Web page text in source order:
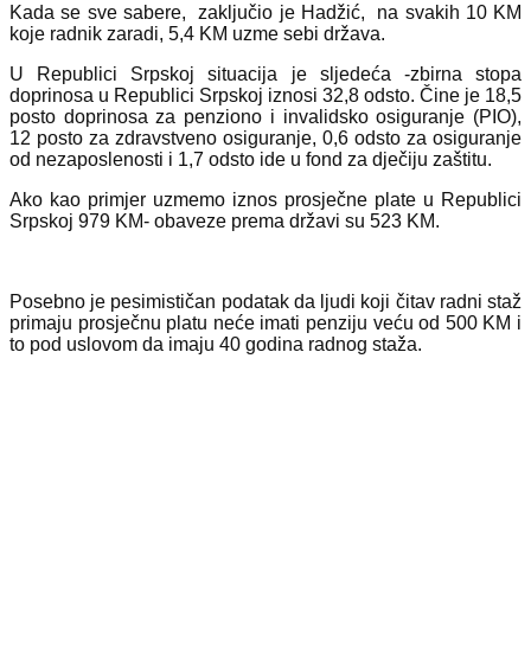
Kada se sve sabere, zaključio je Hadžić, na svakih 10 KM
koje radnik zaradi, 5,4 KM uzme sebi država.
U Republici Srpskoj situacija je sljedeća -zbirna stopa
doprinosa u Republici Srpskoj iznosi 32,8 odsto. Čine je 18,5
posto doprinosa za penziono i invalidsko osiguranje (PIO),
12 posto za zdravstveno osiguranje, 0,6 odsto za osiguranje
od nezaposlenosti i 1,7 odsto ide u fond za dječiju zaštitu.
Ako kao primjer uzmemo iznos prosječne plate u Republici
Srpskoj 979 KM- obaveze prema državi su 523 KM.
Posebno je pesimističan podatak da ljudi koji čitav radni staž
primaju prosječnu platu neće imati penziju veću od 500 KM i
to pod uslovom da imaju 40 godina radnog staža.